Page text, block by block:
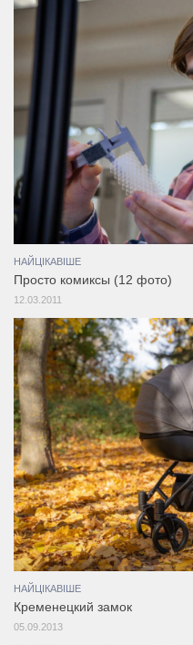
НАЙЦІКАВІШЕ
Просто комиксы (12 фото)
12.03.2011
НАЙЦІКАВІШЕ
Кременецкий замок
05.09.2013